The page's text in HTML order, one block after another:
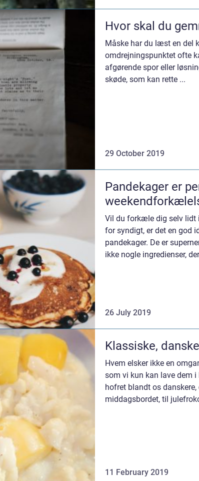
Hvor skal du
Måske har du læst en del
omdrejningspunktet ofte
afgørende spor eller
skøde, som kan rette ...
29 October 2019
Pandekager er
Vil du forkæle dig selv lidt
for syndigt, er det en god
pandekager. De er
ikke nogle ingredienser,
26 July 2019
Klassiske,
Hvem elsker ikke en
som vi kun kan lave dem
hofret blandt os
middagsbordet, til
11 February 2019